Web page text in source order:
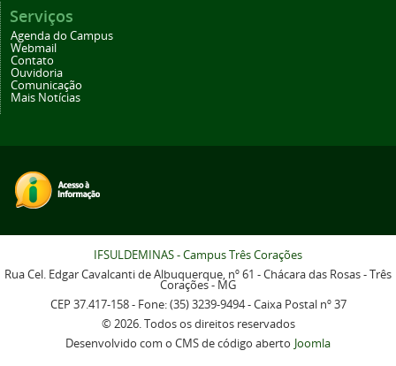
Serviços
Agenda do Campus
Webmail
Contato
Ouvidoria
Comunicação
Mais Notícias
IFSULDEMINAS - Campus Três Corações
Rua Cel. Edgar Cavalcanti de Albuquerque, nº 61 - Chácara das Rosas - Três
Corações - MG
CEP 37.417-158 - Fone: (35) 3239-9494 - Caixa Postal nº 37
© 2026. Todos os direitos reservados
Desenvolvido com o CMS de código aberto Joomla